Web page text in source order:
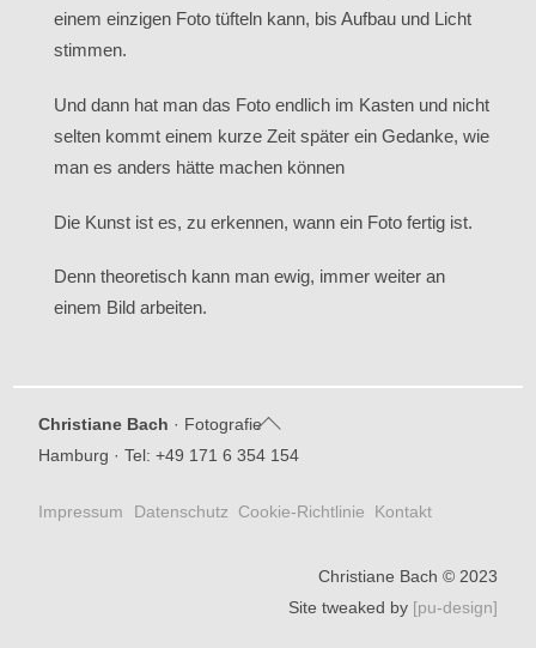
einem einzigen Foto tüfteln kann, bis Aufbau und Licht
stimmen.
Und dann hat man das Foto endlich im Kasten und nicht
selten kommt einem kurze Zeit später ein Gedanke, wie
man es anders hätte machen können
Die Kunst ist es, zu erkennen, wann ein Foto fertig ist.
Denn theoretisch kann man ewig, immer weiter an
einem Bild arbeiten.
Back
To
Christiane Bach · Fotografie
Hamburg · Tel: +49 171 6 354 154
Impressum Datenschutz Cookie-Richtlinie Kontakt
Christiane Bach © 2023
Site tweaked by [pu-design]